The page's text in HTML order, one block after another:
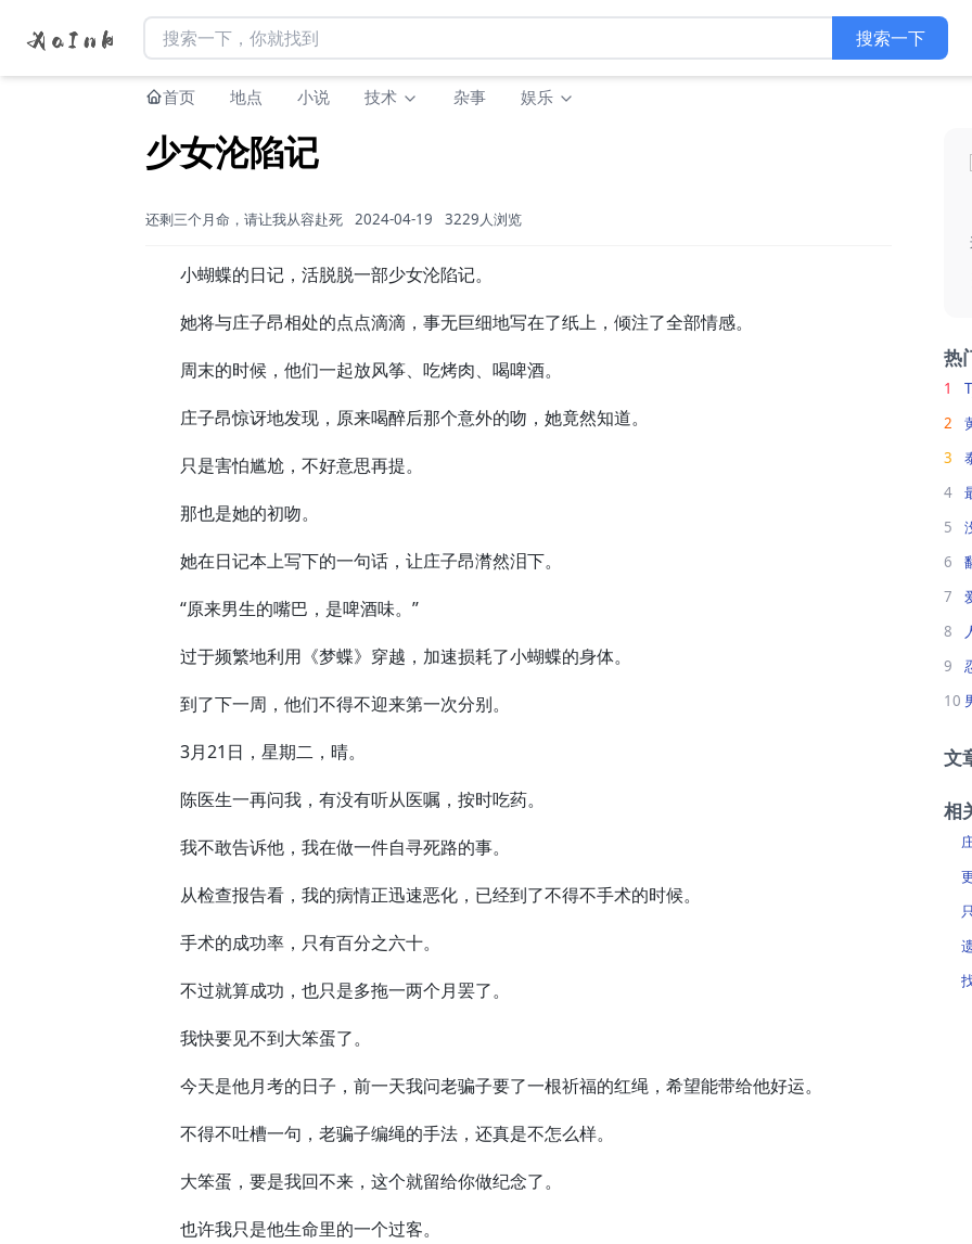
搜索一下
首页 地点 小说 技术 杂事 娱乐
少女沦陷记
还剩三个月命，请让我从容赴死 2024-04-19 3229人浏览
小蝴蝶的日记，活脱脱一部少女沦陷记。
她将与庄子昂相处的点点滴滴，事无巨细地写在了纸上，倾注了全部情感。
周末的时候，他们一起放风筝、吃烤肉、喝啤酒。
庄子昂惊讶地发现，原来喝醉后那个意外的吻，她竟然知道。
只是害怕尴尬，不好意思再提。
那也是她的初吻。
她在日记本上写下的一句话，让庄子昂潸然泪下。
“原来男生的嘴巴，是啤酒味。”
过于频繁地利用《梦蝶》穿越，加速损耗了小蝴蝶的身体。
到了下一周，他们不得不迎来第一次分别。
3月21日，星期二，晴。
陈医生一再问我，有没有听从医嘱，按时吃药。
我不敢告诉他，我在做一件自寻死路的事。
从检查报告看，我的病情正迅速恶化，已经到了不得不手术的时候。
手术的成功率，只有百分之六十。
不过就算成功，也只是多拖一两个月罢了。
我快要见不到大笨蛋了。
今天是他月考的日子，前一天我问老骗子要了一根祈福的红绳，希望能带给他好运。
不得不吐槽一句，老骗子编绳的手法，还真是不怎么样。
大笨蛋，要是我回不来，这个就留给你做纪念了。
也许我只是他生命里的一个过客。
热
1
2
3
4
5
6
7
8
9
10
文
相